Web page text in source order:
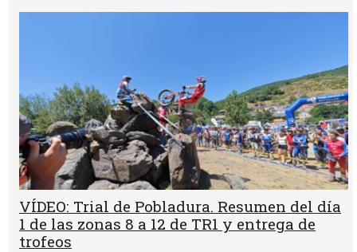
VÍDEO: Trial de Pobladura. Resumen del día
1 de las zonas 8 a 12 de TR1 y entrega de
trofeos